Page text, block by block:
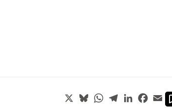
X BlueskyWhatsApp
TelegramLinkedIn